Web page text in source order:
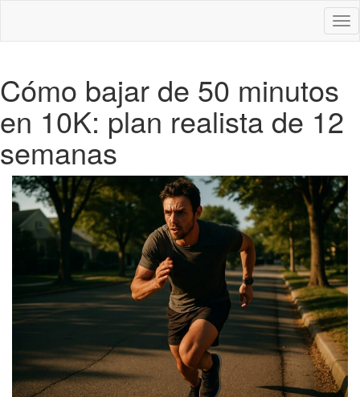
Cómo bajar de 50 minutos
en 10K: plan realista de 12
semanas